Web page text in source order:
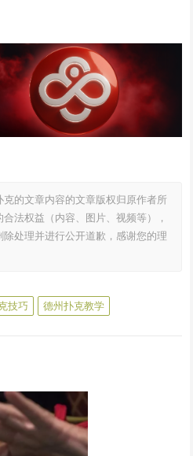
的文章内容的文章版权归原作者所
法权益（内容、图片、视频等），
处理并进行公开道歉，感谢您的理
技巧 德州扑克教学